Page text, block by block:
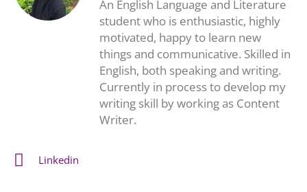
An English Language and Literature
student who is enthusiastic, highly
motivated, happy to learn new
things and communicative. Skilled in
English, both speaking and writing.
Currently in process to develop my
writing skill by working as Content
Writer.
Linkedin